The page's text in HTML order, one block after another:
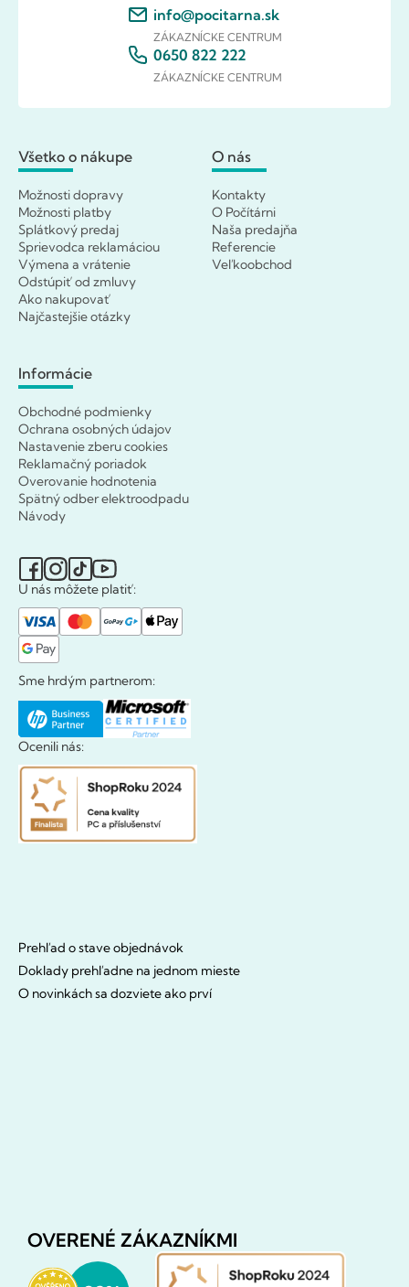
info@pocitarna.sk
ZÁKAZNÍCKE CENTRUM
0650 822 222
ZÁKAZNÍCKE CENTRUM
Všetko o nákupe
Možnosti dopravy
Možnosti platby
Splátkový predaj
Sprievodca reklamáciou
Výmena a vrátenie
Odstúpiť od zmluvy
Ako nakupovať
Najčastejšie otázky
O nás
Kontakty
O Počítárni
Naša predajňa
Referencie
Veľkoobchod
Informácie
Obchodné podmienky
Ochrana osobných údajov
Nastavenie zberu cookies
Reklamačný poriadok
Overovanie hodnotenia
Spätný odber elektroodpadu
Návody
U nás môžete platiť:
Sme hrdým partnerom:
Ocenili nás:
Prehľad o stave objednávok
Doklady prehľadne na jednom mieste
O novinkách sa dozviete ako prví
OVERENÉ ZÁKAZNÍKMI